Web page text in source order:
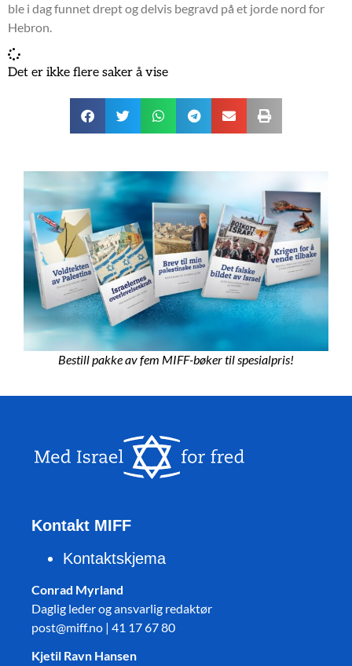
ble i dag funnet drept og delvis begravd på et jorde nord for
Hebron.
Det er ikke flere saker å vise
Bestill pakke av fem MIFF-bøker til spesialpris!
Kontakt MIFF
Kontaktskjema
Conrad Myrland
Daglig leder og ansvarlig redaktør
post@miff.no | 41 17 67 80
Kjetil Ravn Hansen